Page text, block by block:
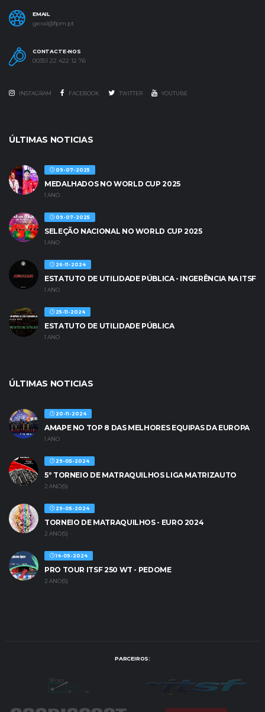
EMAIL
geral@fpm.pt
CONTACTE-NOS
00351 22 422 12 76
INSTAGRAM FACEBOOK TWITTER YOUTUBE
ÚLTIMAS NOTICIAS
09-07-2025
MEDALHADOS NO WORLD CUP 2025
1 ANO
09-07-2025
SELEÇÃO NACIONAL NO WORLD CUP 2025
1 ANO
26-11-2024
ESTATUTO DE UTILIDADE PÚBLICA - INGERÊNCIA NA ITSF
1 ANO
25-11-2024
ESTATUTO DE UTILIDADE PÚBLICA
1 ANO
ÚLTIMAS NOTICIAS
20-11-2024
AMAPE NO TOP 8 DAS MELHORES EQUIPAS DA EUROPA
1 ANO
29-05-2024
5º TORNEIO DE MATRAQUILHOS LIGA MATRIZAUTO
2 ANO(S)
29-05-2024
TORNEIO DE MATRAQUILHOS - EURO 2024
2 ANO(S)
14-05-2024
PRO TOUR ITSF 250 WT - PEDOME
2 ANO(S)
PARCEIROS: